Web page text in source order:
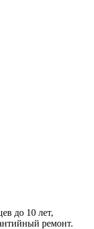
до 10 лет,
ремонт.